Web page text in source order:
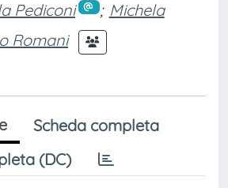
Pediconi ; Michela
Romani
Scheda completa
(DC)